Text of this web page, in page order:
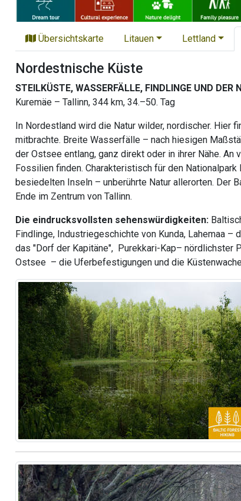
Übersichtskarte Litauen Lettland
Nordestnische Küste
STEILKÜSTE, WASSERFÄLLE, FINDLINGE UND
Kuremäe – Tallinn, 344 km, 34.–50. Tag
In Nordestland wird die Natur wilder, nordischer. Hier
mitbrachte. Breite Wasserfälle – nach hiesigen
der Ostsee entlang, ganz direkt oder in ihrer Nähe.
Fossilien finden. Charakteristisch für den
besiedelten Inseln – unberührte Natur allerorten. Der
Ende im Zentrum von Tallinn.
Die eindrucksvollsten sehenswürdigkeiten:
Findlinge, Industriegeschichte von Kunda, Lahemaa
das "Dorf der Kapitäne", Purekkari-Kap– nördlichster
Ostsee – die Uferbefestigungen und die